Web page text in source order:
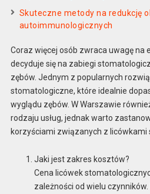
Skuteczne metody na redukcję
autoimmunologicznych
Coraz więcej osób zwraca uwagę na
decyduje się na zabiegi
zębów. Jednym z popularnych
stomatologiczne, które idealnie
wyglądu zębów. W Warszawie
rodzaju usług, jednak warto
korzyściami związanych z licówkami
Jaki jest zakres kosztów?
Cena licówek
zależności od wielu